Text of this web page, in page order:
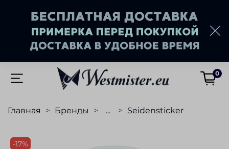
0
Главная Бренды ... Seidensticker
-17%